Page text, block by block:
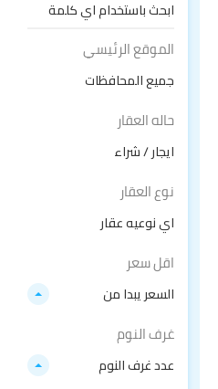
الموقع الرئيسي
جميع المحافظات
حاله العقار
ايجار / شراء
نوع العقار
اي نوعيه عقار
اقل سعر
السعر يبدا من
غرف النوم
عدد غرف النوم